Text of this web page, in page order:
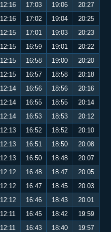
12:16 17:03 19:06
20:27
12:16 17:02 19:04
20:25
12:15 17:01 19:03
20:23
12:15 16:59 19:01
20:22
12:15 16:58 19:00
20:20
12:15 16:57 18:58
20:18
12:14 16:56 18:56
20:16
12:14 16:55 18:55
20:14
12:14 16:53 18:53
20:12
12:13 16:52 18:52
20:10
12:13 16:51 18:50
20:08
12:13 16:50 18:48
20:07
12:12 16:48 18:47
20:05
12:12 16:47 18:45
20:03
12:12 16:46 18:43
20:01
12:11 16:45 18:42
19:59
12:11 16:43 18:40 19:57